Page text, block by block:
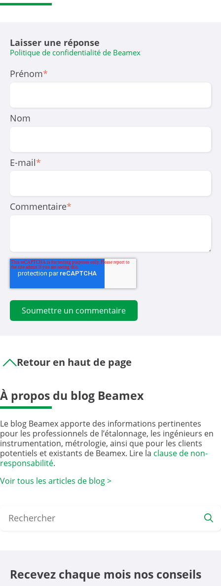
Laisser une réponse
Politique de confidentialité de Beamex
Prénom*
Nom
E-mail*
Commentaire*
Retour en haut de page
À propos du blog Beamex
Le blog Beamex apporte des informations pertinentes
pour les professionnels de l’étalonnage, les ingénieurs en
instrumentation, métrologie, ainsi que pour les clients
potentiels et existants de Beamex. Lire la clause de non-
responsabilité.
Voir tous les articles de blog >
Recevez chaque mois nos conseils